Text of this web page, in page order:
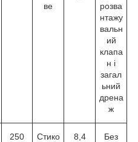
ве
розва
нтажу
вальн
ий
клапа
н і
загал
ьний
дрена
ж
250
Стико
8,4
Без